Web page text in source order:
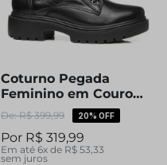
Coturno Pegada
Feminino em Couro
Preto Cano Curto
282411-03
R$ 399,99 20% OFF
R$ 319,99
Em até 6x de R$ 53,33
sem juros